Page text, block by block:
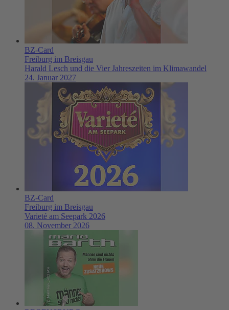
BZ-Card
Freiburg im Breisgau
Harald Lesch und die Vier Jahreszeiten im Klimawandel
24. Januar 2027
BZ-Card
Freiburg im Breisgau
Varieté am Seepark 2026
08. November 2026